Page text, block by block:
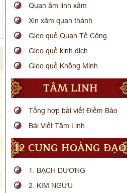
Quan âm linh xâm
Xin xăm quan thánh
Gieo quẻ Quan Tế Công
Gieo quẻ kinh dịch
Gieo quẻ Khổng Minh
TÂM LINH
Tổng hợp bài viết Điềm Báo
Bài Viết Tâm Linh
12 CUNG HOÀNG ĐẠO
1. BẠCH DƯƠNG
2. KIM NGƯU